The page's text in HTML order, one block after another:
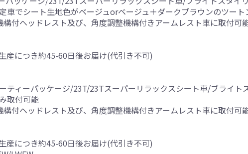
車でシート生地色がベージュorベージュ＋ダークブラウンのツート
付ヘッドレスト及び、角度調整機構付きアームレスト車に取付可
につき約45-60日後お届け(代引き不可)
ティーパッケージ/23T/23Tスーパーリラックスシート車/ブライト
取付可能
付ヘッドレスト及び、角度調整機構付きアームレスト車に取付可
につき約45-60日後お届け(代引き不可)